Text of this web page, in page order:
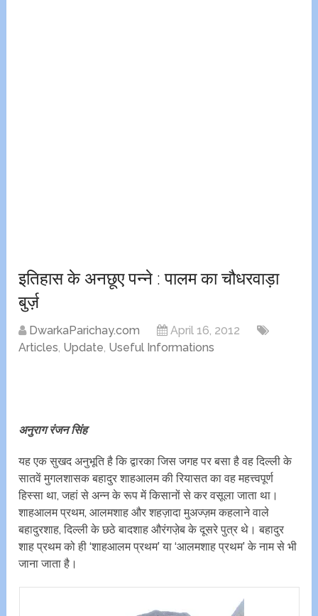
इतिहास के अनछूए पन्ने : पालम का चौधरवाड़ा
बुर्ज़
DwarkaParichay.com
April 16, 2012
Articles, Update, Useful Informations
अनुराग रंजन सिंह
यह एक सुखद अनुभूति है कि द्वारका जिस जगह पर बसा है वह दिल्ली के
सातवें मुगलशासक बहादुर शाहआलम की रियासत का वह महत्त्वपूर्ण
हिस्सा था, जहां से अन्न के रूप में किसानों से कर वसूला जाता था।
शाहआलम प्रथम, आलमशाह और शहज़ादा मुअज्ज़म कहलाने वाले
बहादुरशाह, दिल्ली के छठे बादशाह औरंगजे़ब के दूसरे पुत्र थे। बहादुर
शाह प्रथम को ही ‘शाहआलम प्रथम’ या ‘आलमशाह प्रथम’ के नाम से भी
जाना जाता है।